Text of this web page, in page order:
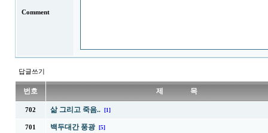
Comment
답글쓰기
번호 제 목
702 삶 그리고 죽음.. [1]
701 백두대간 풍광 [5]